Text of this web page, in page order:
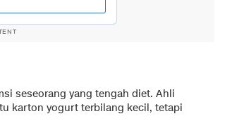
seseorang yang tengah diet. Ahli
karton yogurt terbilang kecil, tetapi